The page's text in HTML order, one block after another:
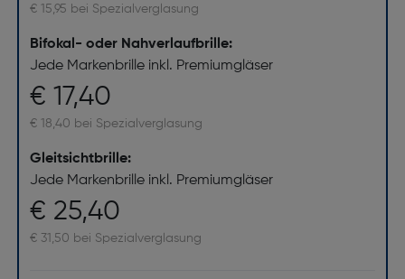
€ 15,95 bei Spezialverglasung
Bifokal- oder Nahverlaufbrille:
Jede Markenbrille inkl. Premiumgläser
€ 17,40
€ 18,40 bei Spezialverglasung
Gleitsichtbrille:
Jede Markenbrille inkl. Premiumgläser
€ 25,40
€ 31,50 bei Spezialverglasung